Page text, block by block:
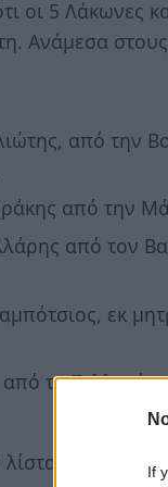
If
οι 5 Λάκωνες
Ανάμεσα
από την
από την
από τον
εκ
τη Σελλασία,
του 2019: